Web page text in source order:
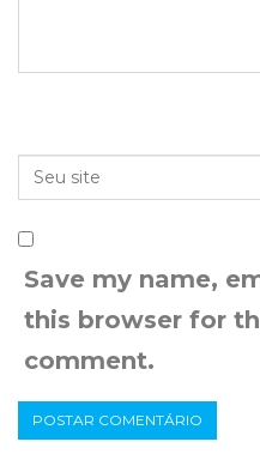
Save my name,
this browser for
comment.